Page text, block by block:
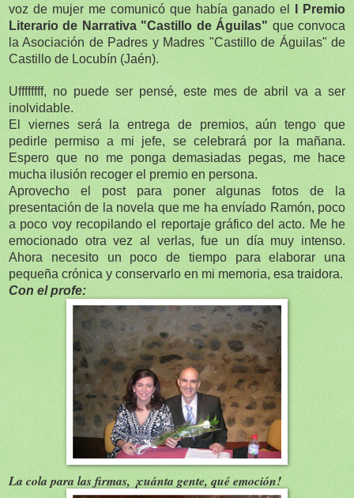
voz de mujer me comunicó que había ganado el
I Premio
Literario de Narrativa "Castillo de Águilas" que convoca
la Asociación de Padres y Madres "Castillo de Águilas" de
Castillo de Locubín (Jaén).
Uffffffff, no puede ser pensé, este mes de abril va a ser
inolvidable.
El viernes será la entrega de premios, aún tengo que
pedirle permiso a mi jefe, se celebrará por la mañana.
Espero que no me ponga demasiadas pegas, me hace
mucha ilusión recoger el premio en persona.
Aprovecho el post para poner algunas fotos de la
presentación de la novela que me ha envíado Ramón, poco
a poco voy recopilando el reportaje gráfico del acto. Me he
emocionado otra vez al verlas, fue un día muy intenso.
Ahora necesito un poco de tiempo para elaborar una
pequeña crónica y conservarlo en mi memoria, esa traidora.
Con el profe:
La cola para las firmas, ¡cuánta gente, qué emoción!